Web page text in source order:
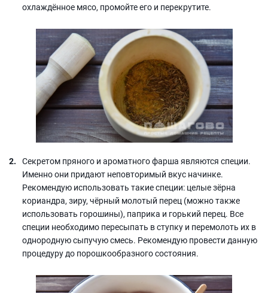
охлаждённое мясо, промойте его и перекрутите.
Секретом пряного и ароматного фарша являются специи.
Именно они придают неповторимый вкус начинке.
Рекомендую использовать такие специи: целые зёрна
кориандра, зиру, чёрный молотый перец (можно также
использовать горошины), паприка и горький перец. Все
специи необходимо пересыпать в ступку и перемолоть их в
однородную сыпучую смесь. Рекомендую провести данную
процедуру до порошкообразного состояния.